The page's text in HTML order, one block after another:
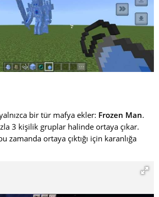
bir tür mafya ekler: Frozen Man.
3 kişilik gruplar halinde ortaya çıkar.
zamanda ortaya çıktığı için karanlığa